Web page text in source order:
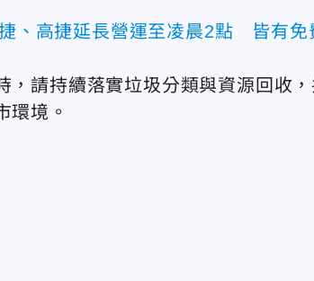
、高捷延長營運至凌晨2點 皆有免
請持續落實垃圾分類與資源回收，
環境。